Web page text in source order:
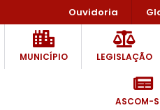
Ouvidoria
MUNICÍPIO LEGISLAÇÃO
ASCOM-